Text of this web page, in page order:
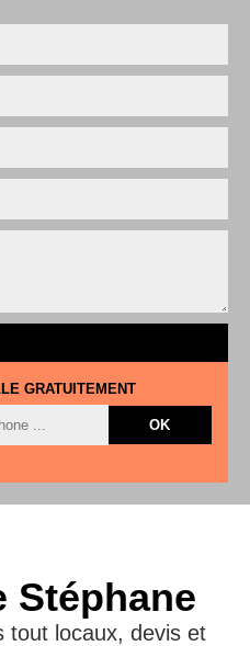
GRATUITEMENT
Stéphane
tout locaux, devis et